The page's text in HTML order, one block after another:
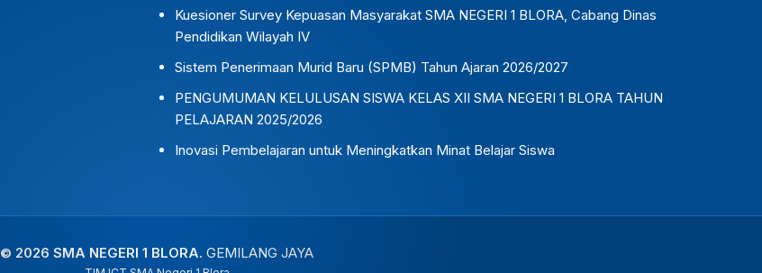
Kuesioner Survey Kepuasan Masyarakat SMA NEGERI 1 BLORA, Cabang Dinas
Pendidikan Wilayah IV
Sistem Penerimaan Murid Baru (SPMB) Tahun Ajaran 2026/2027
PENGUMUMAN KELULUSAN SISWA KELAS XII SMA NEGERI 1 BLORA TAHUN
PELAJARAN 2025/2026
Inovasi Pembelajaran untuk Meningkatkan Minat Belajar Siswa
© 2026 SMA NEGERI 1 BLORA. GEMILANG JAYA